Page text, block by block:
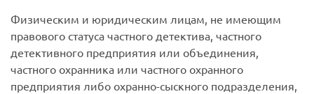
Физическим и юридическим лицам, не имеющим
правового статуса частного детектива, частного
детективного предприятия или объединения,
частного охранника или частного охранного
предприятия либо охранно-сыскного подразделения,